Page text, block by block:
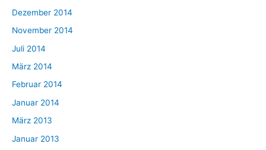
Dezember 2014
November 2014
Juli 2014
März 2014
Februar 2014
Januar 2014
März 2013
Januar 2013